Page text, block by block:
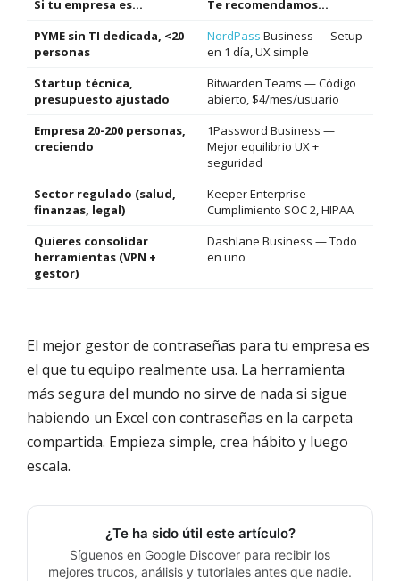
Si tu empresa es…
Te recomendamos…
PYME sin TI dedicada, <20
personas
NordPass Business — Setup
en 1 día, UX simple
Startup técnica,
presupuesto ajustado
Bitwarden Teams — Código
abierto, $4/mes/usuario
Empresa 20-200 personas,
creciendo
1Password Business —
Mejor equilibrio UX +
seguridad
Sector regulado (salud,
finanzas, legal)
Keeper Enterprise —
Cumplimiento SOC 2, HIPAA
Quieres consolidar
herramientas (VPN +
gestor)
Dashlane Business — Todo
en uno
El mejor gestor de contraseñas para tu empresa es
el que tu equipo realmente usa. La herramienta
más segura del mundo no sirve de nada si sigue
habiendo un Excel con contraseñas en la carpeta
compartida. Empieza simple, crea hábito y luego
escala.
¿Te ha sido útil este artículo?
Síguenos en Google Discover para recibir los
mejores trucos, análisis y tutoriales antes que nadie.